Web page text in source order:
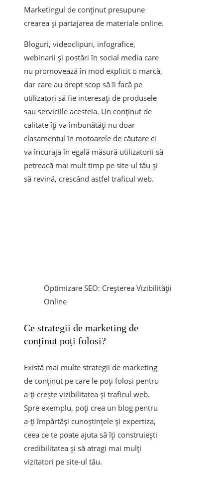
Marketingul de conținut presupune
crearea și partajarea de materiale online.
Bloguri, videoclipuri, infografice,
webinarii și postări în social media care
nu promovează în mod explicit o marcă,
dar care au drept scop să îi facă pe
utilizatori să fie interesați de produsele
sau serviciile acesteia. Un conținut de
calitate îți va îmbunătăți nu doar
clasamentul în motoarele de căutare ci
va încuraja în egală măsură utilizatorii să
petreacă mai mult timp pe site-ul tău și
să revină, crescând astfel traficul web.
Optimizare SEO: Creșterea Vizibilității
Online
Ce strategii de marketing de
conținut poți folosi?
Există mai multe strategii de marketing
de conținut pe care le poți folosi pentru
a-ți crește vizibilitatea și traficul web.
Spre exemplu, poți crea un blog pentru
a-ți împărtăși cunoștințele și expertiza,
ceea ce te poate ajuta să îți construiești
credibilitatea și să atragi mai mulți
vizitatori pe site-ul tău.